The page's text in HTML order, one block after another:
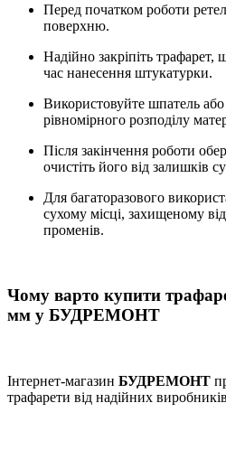
Перед початком роботи
поверхню.
Надійно закріпіть
час нанесення штукатурки.
Використовуйте шпатель
рівномірного розподілу
Після закінчення роботи
очистіть його від залишків
Для багаторазового
сухому місці, захищеному
променів.
Чому варто купити
мм у БУДРЕМОНТ
Інтернет-магазин БУДРЕМОНТ
трафарети від надійних